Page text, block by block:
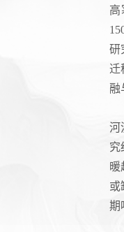
高
研
迁
融
河
究
或
期